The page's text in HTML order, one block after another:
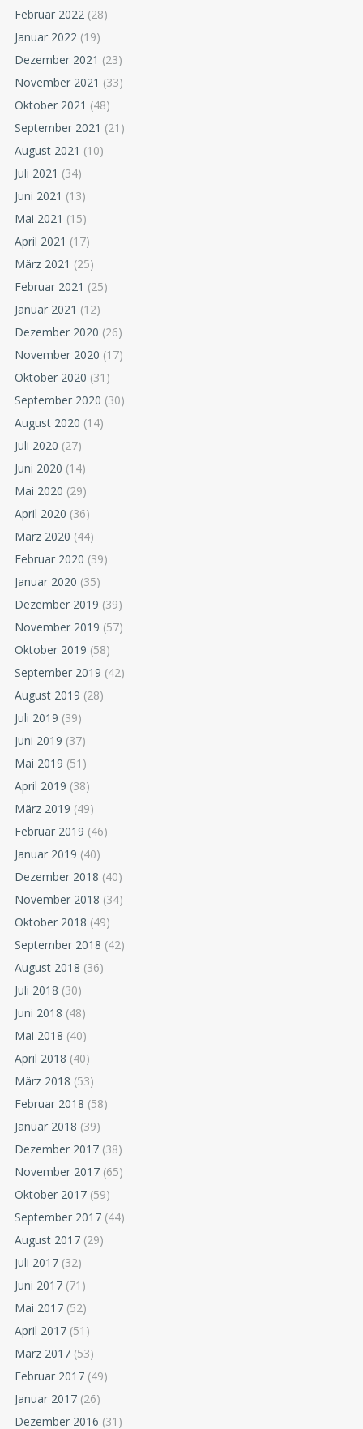
Februar 2022 (28)
Januar 2022 (19)
Dezember 2021 (23)
November 2021 (33)
Oktober 2021 (48)
September 2021 (21)
August 2021 (10)
Juli 2021 (34)
Juni 2021 (13)
Mai 2021 (15)
April 2021 (17)
März 2021 (25)
Februar 2021 (25)
Januar 2021 (12)
Dezember 2020 (26)
November 2020 (17)
Oktober 2020 (31)
September 2020 (30)
August 2020 (14)
Juli 2020 (27)
Juni 2020 (14)
Mai 2020 (29)
April 2020 (36)
März 2020 (44)
Februar 2020 (39)
Januar 2020 (35)
Dezember 2019 (39)
November 2019 (57)
Oktober 2019 (58)
September 2019 (42)
August 2019 (28)
Juli 2019 (39)
Juni 2019 (37)
Mai 2019 (51)
April 2019 (38)
März 2019 (49)
Februar 2019 (46)
Januar 2019 (40)
Dezember 2018 (40)
November 2018 (34)
Oktober 2018 (49)
September 2018 (42)
August 2018 (36)
Juli 2018 (30)
Juni 2018 (48)
Mai 2018 (40)
April 2018 (40)
März 2018 (53)
Februar 2018 (58)
Januar 2018 (39)
Dezember 2017 (38)
November 2017 (65)
Oktober 2017 (59)
September 2017 (44)
August 2017 (29)
Juli 2017 (32)
Juni 2017 (71)
Mai 2017 (52)
April 2017 (51)
März 2017 (53)
Februar 2017 (49)
Januar 2017 (26)
Dezember 2016 (31)